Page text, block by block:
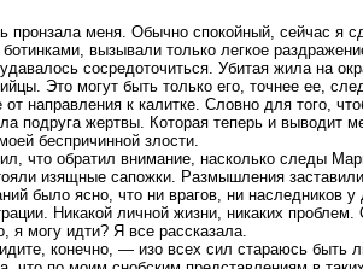
пронзала меня. Обычно спокойный, сейчас
вызывали только легкое
сосредоточиться. Убитая жила на
Это могут быть только его, точнее ее,
от направления к калитке. Словно для того,
подруга жертвы. Которая теперь и выводит
беспричинной злости.
что обратил внимание, насколько следы
изящные сапожки. Размышления заставили
было ясно, что ни врагов, ни наследников
Никакой личной жизни, никаких
я могу идти? Я все рассказала.
конечно, — изо всех сил стараюсь быть